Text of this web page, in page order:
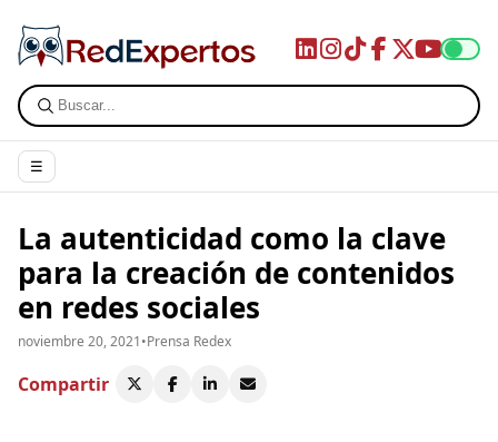
☰
La autenticidad como la clave
para la creación de contenidos
en redes sociales
noviembre 20, 2021•Prensa Redex
Compartir